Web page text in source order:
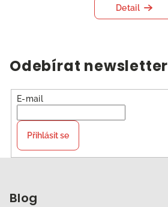
Detail
Odebírat newsletter
E-mail
Přihlásit se
Blog